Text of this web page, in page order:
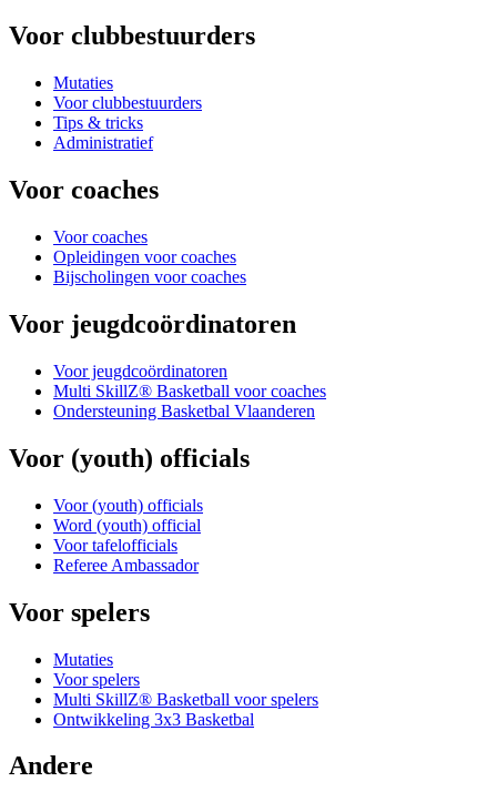
Voor clubbestuurders
Mutaties
Voor clubbestuurders
Tips & tricks
Administratief
Voor coaches
Voor coaches
Opleidingen voor coaches
Bijscholingen voor coaches
Voor jeugdcoördinatoren
Voor jeugdcoördinatoren
Multi SkillZ® Basketball voor coaches
Ondersteuning Basketbal Vlaanderen
Voor (youth) officials
Voor (youth) officials
Word (youth) official
Voor tafelofficials
Referee Ambassador
Voor spelers
Mutaties
Voor spelers
Multi SkillZ® Basketball voor spelers
Ontwikkeling 3x3 Basketbal
Andere